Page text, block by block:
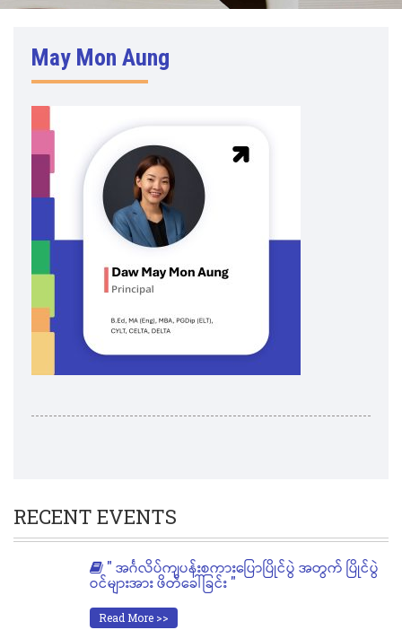
May Mon Aung
RECENT EVENTS
" အင်္ဂလိပ်ကျပန်းစကားပြောပြိုင်ပွဲ အတွက် ပြိုင်ပွဲ
ဝင်များအား ဖိတ်ခေါ်ခြင်း "
Read More >>